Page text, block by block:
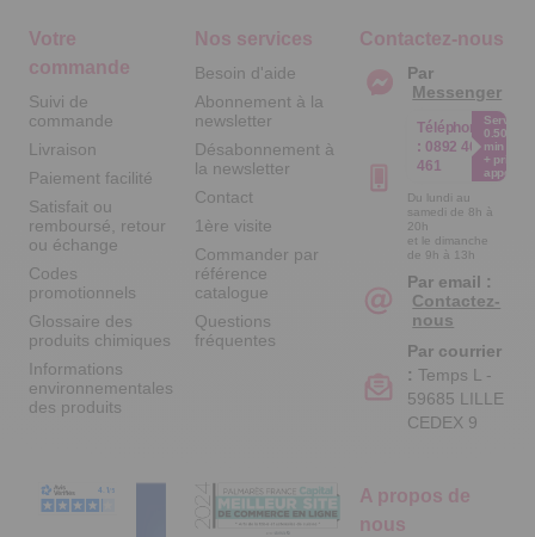
Votre
commande
Suivi de
commande
Livraison
Paiement facilité
Satisfait ou
remboursé, retour
ou échange
Codes
promotionnels
Glossaire des
produits chimiques
Informations
environnementales
des produits
Nos services
Besoin d'aide
Abonnement à la
newsletter
Désabonnement à
la newsletter
Contact
1ère visite
Commander par
référence
catalogue
Questions
fréquentes
A propos de
nous
Contactez-nous
Par
Messenger
Téléphone
: 0892 461
461
Service
0.50€ /
min
+ prix
appel
Du lundi au
samedi de 8h à
20h
et le dimanche
de 9h à 13h
Par email :
Contactez-
nous
Par courrier
: Temps L -
59685 LILLE
CEDEX 9